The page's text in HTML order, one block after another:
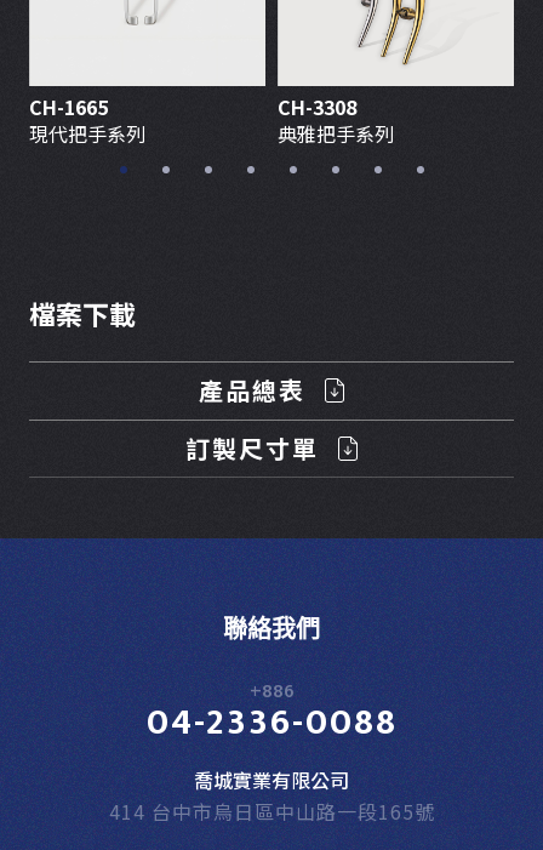
CH-1665
現代把手系列
CH-3308
典雅把手系列
檔案下載
產品總表
訂製尺寸單
聯絡我們
+886
04-2336-0088
喬城實業有限公司
414 台中市烏日區中山路一段165號